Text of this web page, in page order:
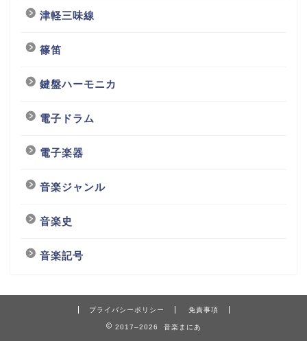
津軽三味線
篠笛
鍵盤ハーモニカ
電子ドラム
電子楽器
音楽ジャンル
音楽史
音楽記号
プライバシーポリシー 免責事項
2017–2026 音楽まにあ